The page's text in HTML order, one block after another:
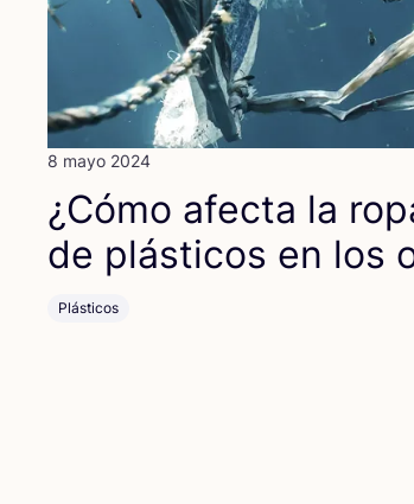
8 mayo 2024
¿Cómo afec­ta la
de plás­ti­cos en los
Plásticos